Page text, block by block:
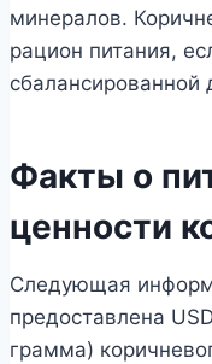
минералов.
рацион питания,
сбалансированной
Факты о
ценности
Следующая
предоставлена
грамма)